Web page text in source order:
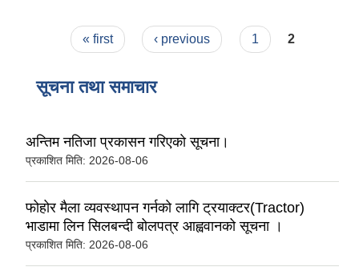
Pages« first ‹ previous 1 2
सूचना तथा समाचार
अन्तिम नतिजा प्रकासन गरिएकाे सूचना।
प्रकाशित मिति: 2026-08-06
फोहोर मैला व्यवस्थापन गर्नको लागि ट्रयाक्टर(Tractor)
भाडामा लिन सिलबन्दी बोलपत्र आह्ववानको सूचना ।
प्रकाशित मिति: 2026-08-06